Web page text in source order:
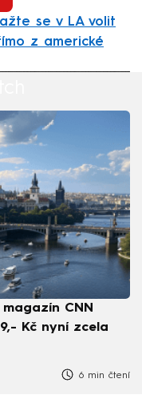
se v LA volit
z americké
CNN
Kč nyní zcela
6 min čtení